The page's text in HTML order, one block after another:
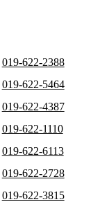
019-622-2388
019-622-5464
019-622-4387
019-622-1110
019-622-6113
019-622-2728
019-622-3815